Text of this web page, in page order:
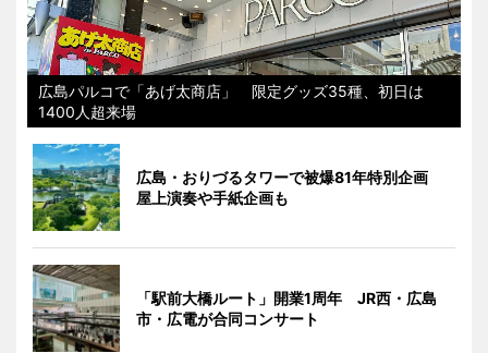
広島パルコで「あげ太商店」 限定グッズ35種、初日は
1400人超来場
広島・おりづるタワーで被爆81年特別企画
屋上演奏や手紙企画も
「駅前大橋ルート」開業1周年 JR西・広島
市・広電が合同コンサート